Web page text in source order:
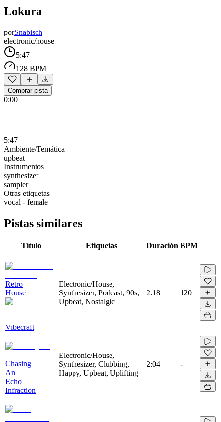
Lokura
porSnabisch
electronic/house
5:47
128 BPM
Comprar pista
0:00
5:47
Ambiente/Temática
upbeat
Instrumentos
synthesizer
sampler
Otras etiquetas
vocal - female
Pistas similares
Título Etiquetas Duración BPM
Retro
House
Vibecraft
Electronic/House,
Synthesizer, Podcast, 90s,
Upbeat, Nostalgic
2:18 120
Chasing
An
Echo
Infraction
Electronic/House,
Synthesizer, Clubbing,
Happy, Upbeat, Uplifting
2:04 -